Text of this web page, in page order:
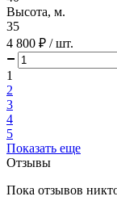
Высота, м.
35
4 800 ₽ / шт.
1
2
3
4
5
Показать еще
Отзывы
Пока отзывов